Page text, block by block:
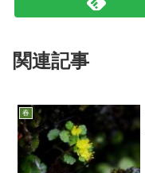
関連記事
春